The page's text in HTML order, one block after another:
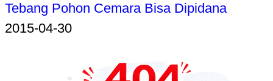
Tebang Pohon Cemara Bisa Dipidana
2015-04-30